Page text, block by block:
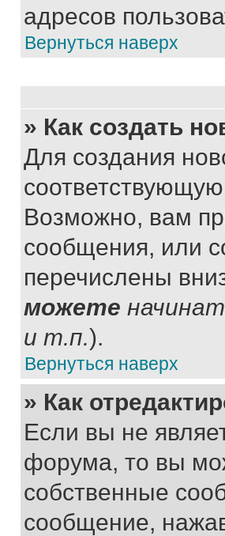
адресов
Вернуться наверх
» Как создать
Для создания
Возможно, вам
сообщения, или
перечислены
можете
и т.п.).
Вернуться наверх
» Как
Если вы не
форума, то вы
собственные
сообщение,